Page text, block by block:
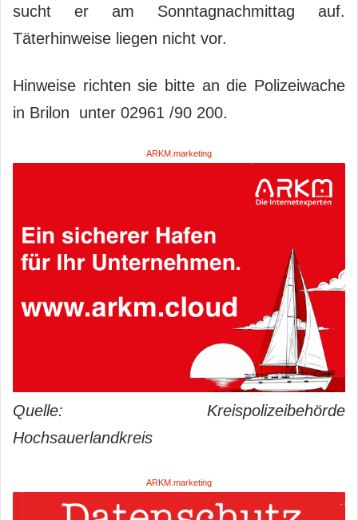
sucht er am Sonntagnachmittag auf.
Täterhinweise liegen nicht vor.
Hinweise richten sie bitte an die Polizeiwache
in Brilon unter 02961 /90 200.
ARKM.marketing
Quelle: Kreispolizeibehörde
Hochsauerlandkreis
ARKM.marketing